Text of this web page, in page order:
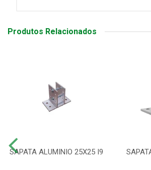
Produtos Relacionados
SAPATA ALUMINIO 25X25 I9